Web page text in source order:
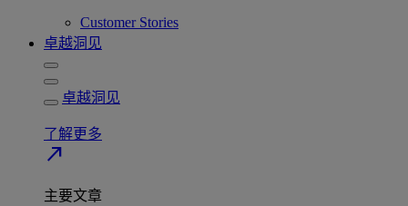
Customer Stories
卓越洞见
卓越洞见
了解更多
north_east
主要文章